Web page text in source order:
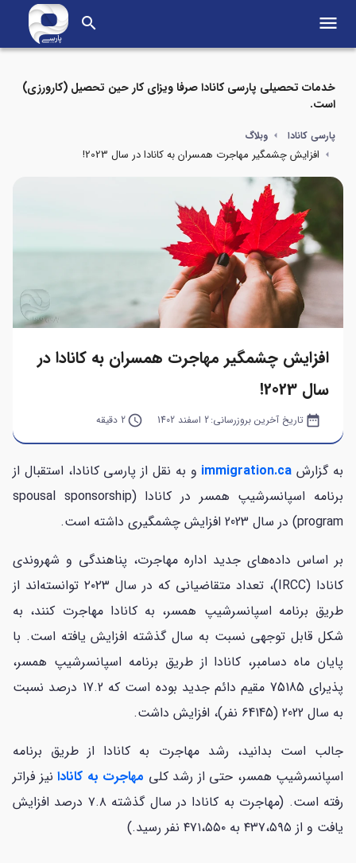
search menu
خدمات تحصیلی پارسی کانادا صرفا ویزای کار حین تحصیل (کارورزی)
است.
پارسی کانادا وبلاگ
افزایش چشمگیر مهاجرت همسران به کانادا در سال 2023!
افزایش چشمگیر مهاجرت همسران به کانادا در
سال 2023!
date_range تاریخ آخرین بروزرسانی:2 اسفند 1402 query_builder2 دقیقه
به گزارش immigration.ca و به نقل از پارسی کانادا، استقبال از
برنامه اسپانسرشیپ همسر در کانادا (spousal sponsorship
program) در سال 2023 افزایش چشمگیری داشته است.
بر اساس داده‌های جدید اداره مهاجرت، پناهندگی و شهروندی
کانادا (IRCC)، تعداد متقاضیانی که در سال ۲۰۲۳ توانسته‌اند از
طریق برنامه اسپانسرشیپ همسر، به کانادا مهاجرت کنند، به
شکل قابل توجهی نسبت به سال گذشته افزایش یافته است. با
پایان ماه دسامبر، کانادا از طریق برنامه اسپانسرشیپ همسر،
پذیرای 75185 مقیم دائم جدید بوده است که 17.2 درصد نسبت
به سال 2022 (64145 نفر)، افزایش داشت.
جالب است بدانید، رشد مهاجرت به کانادا از طریق برنامه
اسپانسرشیپ همسر، حتی از رشد کلی مهاجرت به کانادا نیز فراتر
رفته است. (مهاجرت به کانادا در سال گذشته ۷.۸ درصد افزایش
یافت و از ۴۳۷،۵۹۵ به ۴۷۱،۵۵۰ نفر رسید.)